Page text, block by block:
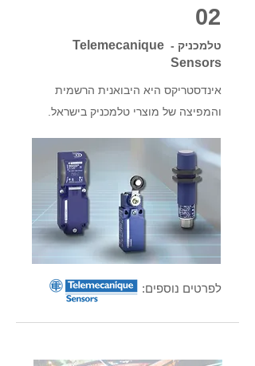
02
טלמכניק - Telemecanique
Sensors
אינדסטריקס היא היבואנית הרשמית
והמפיצה של מוצרי טלמכניק בישראל.
לפרטים נוספים: